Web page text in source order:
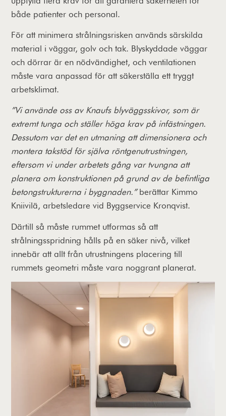
både patienter och personal.
För att minimera strålningsrisken används särskilda
material i väggar, golv och tak. Blyskyddade väggar
och dörrar är en nödvändighet, och ventilationen
måste vara anpassad för att säkerställa ett tryggt
arbetsklimat.
”Vi använde oss av Knaufs blyväggsskivor, som är
extremt tunga och ställer höga krav på infästningen.
Dessutom var det en utmaning att dimensionera och
montera takstöd för själva röntgenutrustningen,
eftersom vi under arbetets gång var tvungna att
planera om konstruktionen på grund av de befintliga
betongstrukturerna i byggnaden.”berättar Kimmo
Kniivilä, arbetsledare vid Byggservice Kronqvist.
Därtill så måste rummet utformas så att
strålningsspridning hålls på en säker nivå, vilket
innebär att allt från utrustningens placering till
rummets geometri måste vara noggrant planerat.